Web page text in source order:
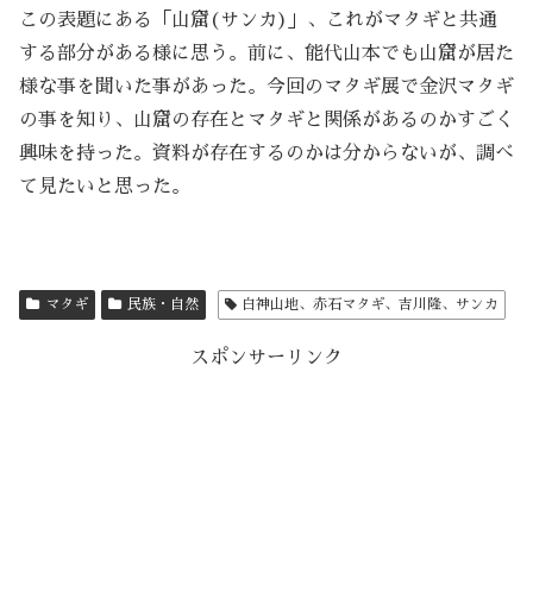
この表題にある「山窟(サンカ)」、これがマタギと共通
する部分がある様に思う。前に、能代山本でも山窟が居た
様な事を聞いた事があった。今回のマタギ展で金沢マタギ
の事を知り、山窟の存在とマタギと関係があるのかすごく
興味を持った。資料が存在するのかは分からないが、調べ
て見たいと思った。
マタギ 民族・自然 白神山地、赤石マタギ、吉川隆、サンカ
スポンサーリンク